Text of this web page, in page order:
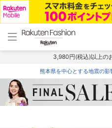
menu home
トップ
3,980円(税込)以上の
熊本県を中心とする地震の